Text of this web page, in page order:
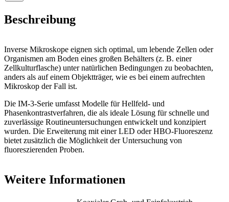
Beschreibung
Inverse Mikroskope eignen sich optimal, um lebende Zellen oder
Organismen am Boden eines großen Behälters (z. B. einer
Zellkulturflasche) unter natürlichen Bedingungen zu beobachten,
anders als auf einem Objektträger, wie es bei einem aufrechten
Mikroskop der Fall ist.
Die IM-3-Serie umfasst Modelle für Hellfeld- und
Phasenkontrastverfahren, die als ideale Lösung für schnelle und
zuverlässige Routineuntersuchungen entwickelt und konzipiert
wurden. Die Erweiterung mit einer LED oder HBO-Fluoreszenz
bietet zusätzlich die Möglichkeit der Untersuchung von
fluoreszierenden Proben.
Weitere Informationen